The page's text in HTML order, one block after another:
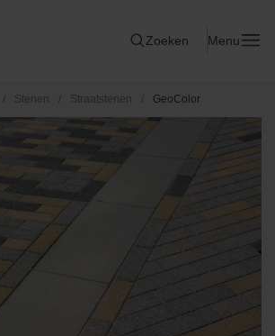
Zoeken Menu
/ Stenen / Straatstenen / GeoColor